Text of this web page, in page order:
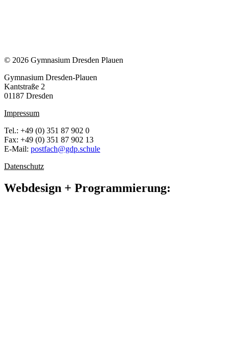
© 2026 Gymnasium Dresden Plauen
Gymnasium Dresden-Plauen
Kantstraße 2
01187 Dresden
Impressum
Tel.: +49 (0) 351 87 902 0
Fax: +49 (0) 351 87 902 13
E-Mail: postfach@gdp.schule
Datenschutz
Webdesign + Programmierung: